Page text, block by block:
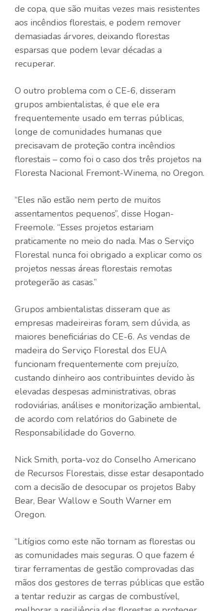
de copa, que são muitas vezes mais resistentes
aos incêndios florestais, e podem remover
demasiadas árvores, deixando florestas
esparsas que podem levar décadas a
recuperar.
O outro problema com o CE-6, disseram
grupos ambientalistas, é que ele era
frequentemente usado em terras públicas,
longe de comunidades humanas que
precisavam de proteção contra incêndios
florestais – como foi o caso dos três projetos na
Floresta Nacional Fremont-Winema, no Oregon.
“Eles não estão nem perto de muitos
assentamentos pequenos”, disse Hogan-
Freemole. “Esses projetos estariam
praticamente no meio do nada. Mas o Serviço
Florestal nunca foi obrigado a explicar como os
projetos nessas áreas florestais remotas
protegerão as casas.”
Grupos ambientalistas disseram que as
empresas madeireiras foram, sem dúvida, as
maiores beneficiárias do CE-6. As vendas de
madeira do Serviço Florestal dos EUA
funcionam frequentemente com prejuízo,
custando dinheiro aos contribuintes devido às
elevadas despesas administrativas, obras
rodoviárias, análises e monitorização ambiental,
de acordo com relatórios do Gabinete de
Responsabilidade do Governo.
Nick Smith, porta-voz do Conselho Americano
de Recursos Florestais, disse estar desapontado
com a decisão de desocupar os projetos Baby
Bear, Bear Wallow e South Warner em
Oregon.
“Litígios como este não tornam as florestas ou
as comunidades mais seguras. O que fazem é
tirar ferramentas de gestão comprovadas das
mãos dos gestores de terras públicas que estão
a tentar reduzir as cargas de combustível,